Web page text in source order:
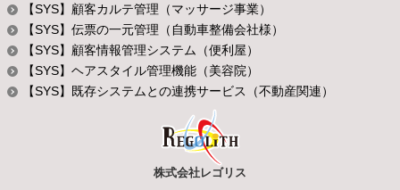
【SYS】顧客カルテ管理（マッサージ事業）
【SYS】伝票の一元管理（自動車整備会社様）
【SYS】顧客情報管理システム（便利屋）
【SYS】ヘアスタイル管理機能（美容院）
【SYS】既存システムとの連携サービス（不動産関連）
株式会社レゴリス